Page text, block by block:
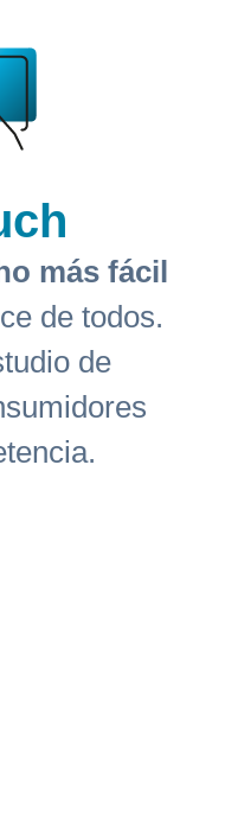
más fácil
de todos.
de